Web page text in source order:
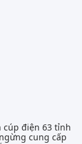
cúp điện 63 tỉnh
cung cấp